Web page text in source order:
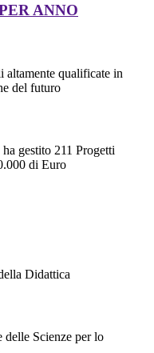
ANNO
altamente qualificate in
del futuro
gestito 211 Progetti
di Euro
Didattica
delle Scienze per lo